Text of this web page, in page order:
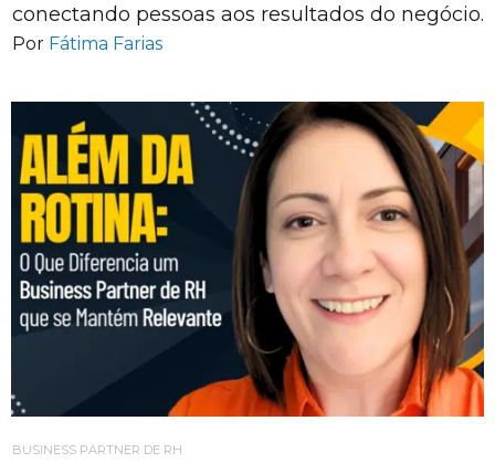
conectando pessoas aos resultados do negócio.
Por Fátima Farias
BUSINESS PARTNER DE RH